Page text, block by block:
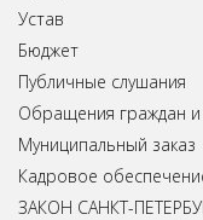
Устав
Бюджет
Публичные слушания
Обращения граждан и
Муниципальный заказ
Кадровое
ЗАКОН САНКТ-